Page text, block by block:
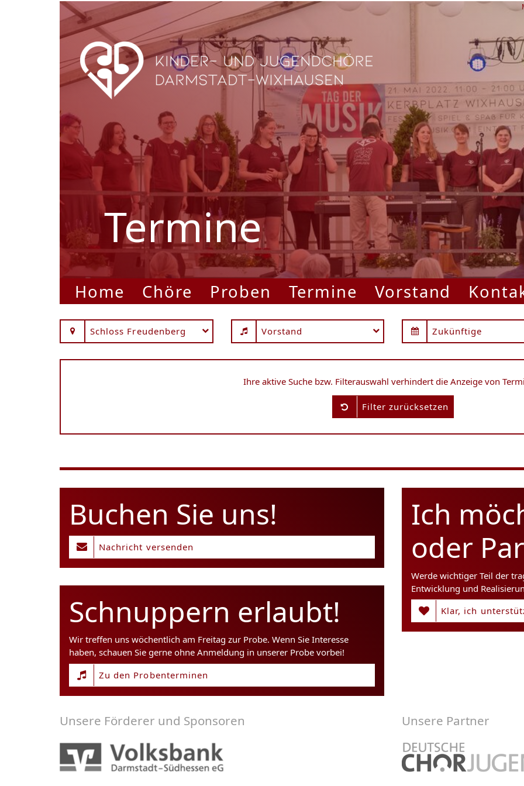
Termine
Home Chöre Proben Termine Vorstand
Schloss Freudenberg Vorstand Zukünftige
Ihre aktive Suche bzw. Filterauswahl verhindert die Anzeige von
Filter zurücksetzen
Buchen Sie uns!
Nachricht versenden
Schnuppern erlaubt!
Wir treffen uns wöchentlich am Freitag zur Probe. Wenn Sie Interesse
haben, schauen Sie gerne ohne Anmeldung in unserer Probe vorbei!
Zu den Probenterminen
Ich
oder
Werde wichtiger Teil der
Entwicklung und
Klar, ich
Unsere Förderer und Sponsoren Unsere Partner